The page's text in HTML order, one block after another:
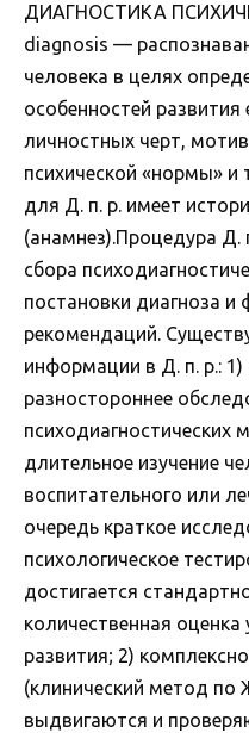
ДИАГНОСТИКА
diagnosis —
человека в целях
особенностей развития
личностных черт,
психической «нормы» и
для Д. п. р. имеет
(анамнез).Процедура Д.
сбора
постановки диагноза и
рекомендаций.
информации в Д. п. р.: 1)
разностороннее
психодиагностических
длительное изучение
воспитательного или
очередь краткое
психологическое
достигается
количественная оценка
развития; 2)
(клинический метод
выдвигаются и